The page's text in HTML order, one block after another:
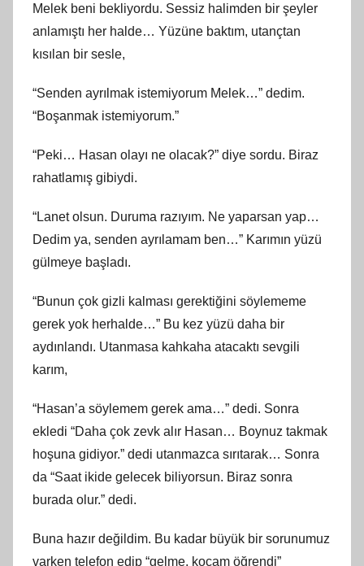
Melek beni bekliyordu. Sessiz halimden bir şeyler
anlamıştı her halde… Yüzüne baktım, utançtan
kısılan bir sesle,
“Senden ayrılmak istemiyorum Melek…” dedim.
“Boşanmak istemiyorum.”
“Peki… Hasan olayı ne olacak?” diye sordu. Biraz
rahatlamış gibiydi.
“Lanet olsun. Duruma razıyım. Ne yaparsan yap…
Dedim ya, senden ayrılamam ben…” Karımın yüzü
gülmeye başladı.
“Bunun çok gizli kalması gerektiğini söylememe
gerek yok herhalde…” Bu kez yüzü daha bir
aydınlandı. Utanmasa kahkaha atacaktı sevgili
karım,
“Hasan’a söylemem gerek ama…” dedi. Sonra
ekledi “Daha çok zevk alır Hasan… Boynuz takmak
hoşuna gidiyor.” dedi utanmazca sırıtarak… Sonra
da “Saat ikide gelecek biliyorsun. Biraz sonra
burada olur.” dedi.
Buna hazır değildim. Bu kadar büyük bir sorunumuz
varken telefon edip “gelme, kocam öğrendi”